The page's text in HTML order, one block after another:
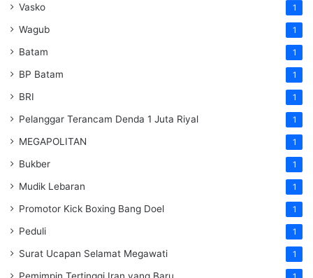
Vasko 1
Wagub 1
Batam 1
BP Batam 1
BRI 1
Pelanggar Terancam Denda 1 Juta Riyal 1
MEGAPOLITAN 1
Bukber 1
Mudik Lebaran 1
Promotor Kick Boxing Bang Doel 1
Peduli 1
Surat Ucapan Selamat Megawati 1
Pemimpin Tertinggi Iran yang Baru